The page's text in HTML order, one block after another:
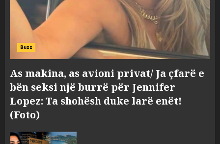
Buzz
As makina, as avioni privat/ Ja çfarë e
bën seksi një burrë për Jennifer
Lopez: Ta shohësh duke larë enët!
(Foto)